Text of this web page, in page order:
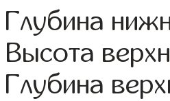
Глубина
Высота
Глубина